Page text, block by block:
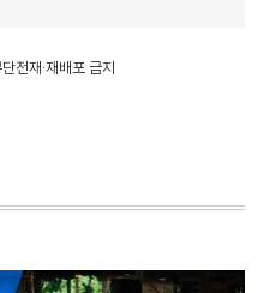
전재·재배포 금지